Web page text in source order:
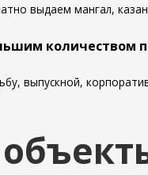
выдаем мангал,
количеством
выпускной,